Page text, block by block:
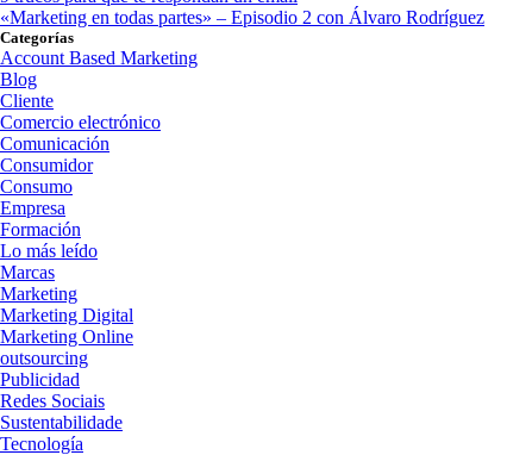
«Marketing en todas partes» – Episodio 2 con Álvaro Rodríguez
Categorías
Account Based Marketing
Blog
Cliente
Comercio electrónico
Comunicación
Consumidor
Consumo
Empresa
Formación
Lo más leído
Marcas
Marketing
Marketing Digital
Marketing Online
outsourcing
Publicidad
Redes Sociais
Sustentabilidade
Tecnología